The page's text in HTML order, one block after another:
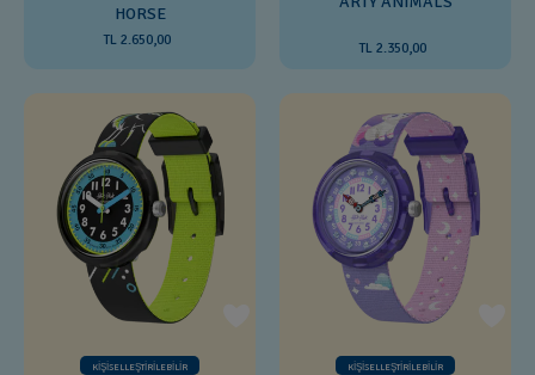
HORSE
TL 2.650,00 TL 2.350,00
KİŞİSELLEŞTİRİLEBİLİR KİŞİSELLEŞTİRİLEBİLİR